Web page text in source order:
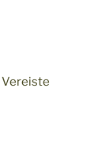
Vereiste